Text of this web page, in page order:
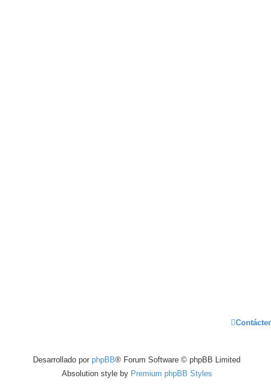
Desarrollado por phpBB® Forum Software © phpBB Limited
Absolution style by Premium phpBB Styles